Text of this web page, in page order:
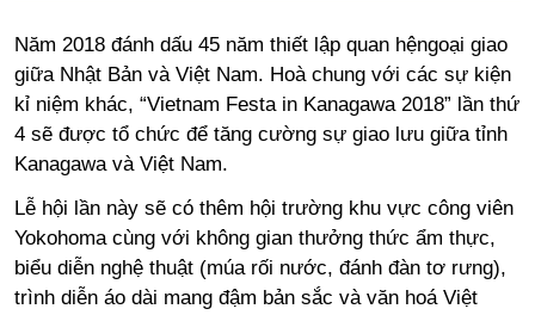
Năm 2018 đánh dấu 45 năm thiết lập quan hệngoại giao
giữa Nhật Bản và Việt Nam. Hoà chung với các sự kiện
kỉ niệm khác, “Vietnam Festa in Kanagawa 2018” lần thứ
4 sẽ được tổ chức để tăng cường sự giao lưu giữa tỉnh
Kanagawa và Việt Nam.
Lễ hội lần này sẽ có thêm hội trường khu vực công viên
Yokohoma cùng với không gian thưởng thức ẩm thực,
biểu diễn nghệ thuật (múa rối nước, đánh đàn tơ rưng),
trình diễn áo dài mang đậm bản sắc và văn hoá Việt